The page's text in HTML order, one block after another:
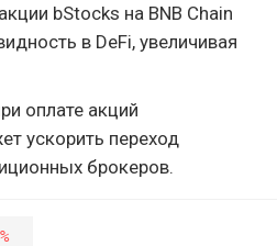
bStocks на BNB Chain
в DeFi, увеличивая
оплате акций
ускорить переход
брокеров.